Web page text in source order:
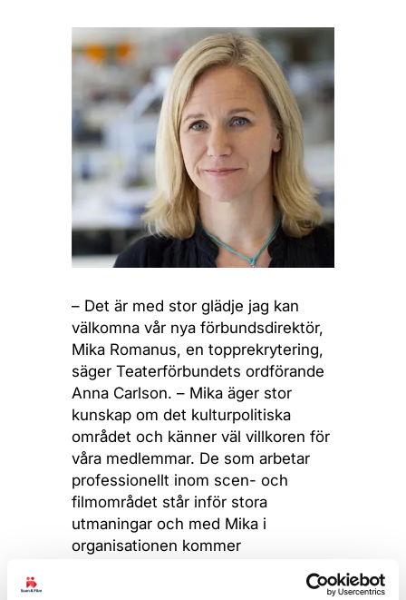
– Det är med stor glädje jag kan
välkomna vår nya förbundsdirektör,
Mika Romanus, en topprekrytering,
säger Teaterförbundets ordförande
Anna Carlson. – Mika äger stor
kunskap om det kulturpolitiska
området och känner väl villkoren för
våra medlemmar. De som arbetar
professionellt inom scen- och
filmområdet står inför stora
utmaningar och med Mika i
organisationen kommer